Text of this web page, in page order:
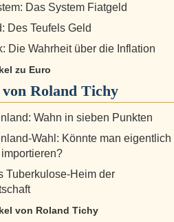
Das System Fiatgeld
Des Teufels Geld
Die Wahrheit über die Inflation
zu Euro
Roland Tichy
Wahn in sieben Punkten
Wahl: Könnte man eigentlich
Tuberkulose-Heim der
von Roland Tichy